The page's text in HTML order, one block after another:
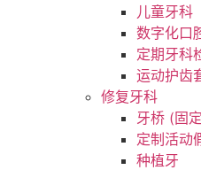
儿童牙科
数字化口
定期牙科
运动护齿
修复牙科
牙桥 (固
定制活动
种植牙